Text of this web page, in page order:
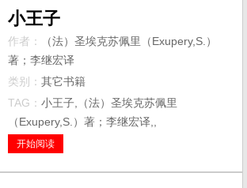
小王子
作者：
（法）圣埃克苏佩里（Exupery,S.）
著；李继宏译
类别： 其它书籍
TAG： 小王子,（法）圣埃克苏佩里
（Exupery,S.）著；李继宏译,,
开始阅读